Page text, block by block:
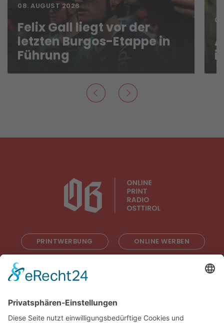
08. AUGUST 2026
Felix Gall liegt vor der
letzten Burgos-Etappe in
Führung
PRINTWERBUNG ONLINE WERBEN